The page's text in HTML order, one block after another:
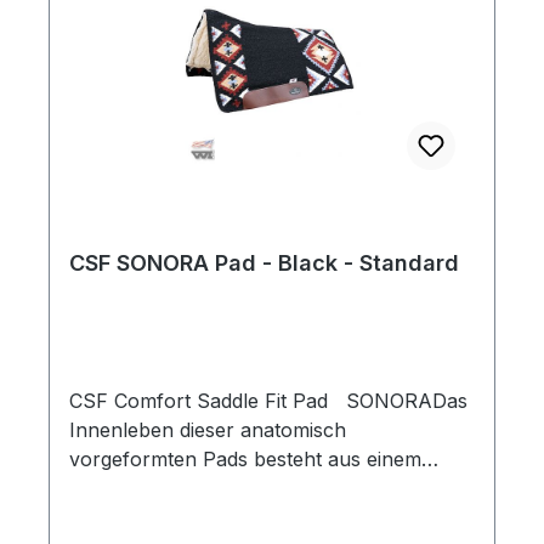
CSF SONORA Pad - Black - Standard
CSF Comfort Saddle Fit Pad SONORADas
Innenleben dieser anatomisch
vorgeformten Pads besteht aus einem